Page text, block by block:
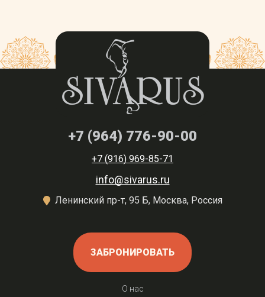
+7 (964) 776-90-00
+7 (916) 969-85-71
info@sivarus.ru
Ленинский пр-т, 95 Б, Москва, Россия
ЗАБРОНИРОВАТЬ
О нас